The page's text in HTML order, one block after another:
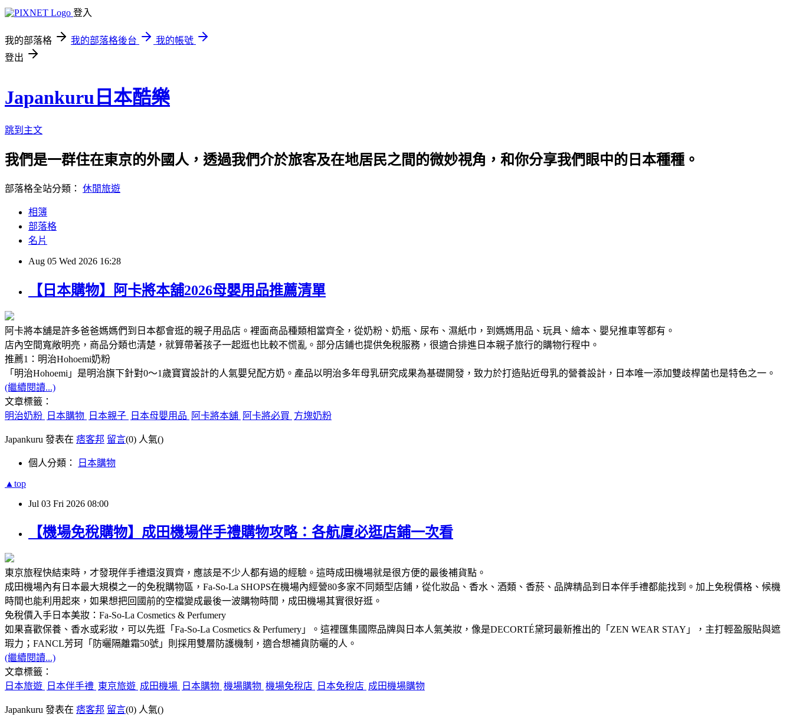
登入
我的部落格 我的部落格後台
我的帳號
登出
Japankuru日本酷樂
跳到主文
我們是一群住在東京的外國人，透過我們介於旅客及在地居民之間的微妙視角，和你分享我們眼中的日本種種。
部落格全站分類： 休閒旅遊
相簿
部落格
名片
Aug 05 Wed 2026 16:28
【日本購物】阿卡將本舖2026母嬰用品推薦清單
阿卡將本舖是許多爸爸媽媽們到日本都會逛的親子用品店。裡面商品種類相當齊全，從奶粉、奶瓶、尿布、濕紙巾，到媽媽用品、玩具、繪本、嬰兒推車等都有。
店內空間寬敞明亮，商品分類也清楚，就算帶著孩子一起逛也比較不慌亂。部分店鋪也提供免稅服務，很適合排進日本親子旅行的購物行程中。
推薦1：明治Hohoemi奶粉
「明治Hohoemi」是明治旗下針對0～1歲寶寶設計的人氣嬰兒配方奶。產品以明治多年母乳研究成果為基礎開發，致力於打造貼近母乳的營養設計，日本唯一添加雙歧桿菌也是特色之一。
(繼續閱讀...)
文章標籤：
明治奶粉
日本購物 日本親子 日本母嬰用品 阿卡將本舖 阿卡將必買 方塊奶粉
Japankuru 發表在 痞客邦 留言(0) 人氣()
個人分類： 日本購物
▲top
Jul 03 Fri 2026 08:00
【機場免稅購物】成田機場伴手禮購物攻略：各航廈必逛店鋪一次看
東京旅程快結束時，才發現伴手禮還沒買齊，應該是不少人都有過的經驗。這時成田機場就是很方便的最後補貨點。
成田機場內有日本最大規模之一的免稅購物區，Fa-So-La SHOPS在機場內經營80多家不同類型店鋪，從化妝品、香水、酒類、香菸、品牌精品到日本伴手禮都能找到。加上免稅價格、候機
時間也能利用起來，如果想把回國前的空檔變成最後一波購物時間，成田機場其實很好逛。
免稅價入手日本美妝：Fa-So-La Cosmetics & Perfumery
如果喜歡保養、香水或彩妝，可以先逛「Fa-So-La Cosmetics & Perfumery」。這裡匯集國際品牌與日本人氣美妝，像是DECORTÉ黛珂最新推出的「ZEN WEAR STAY」，主打輕盈服貼與遮
瑕力；FANCL芳珂「防曬隔離霜50號」則採用雙層防護機制，適合想補貨防曬的人。
(繼續閱讀...)
文章標籤：
日本旅遊
日本伴手禮 東京旅遊 成田機場 日本購物 機場購物 機場免稅店 日本免稅店 成田機場購物
Japankuru 發表在 痞客邦 留言(0) 人氣()